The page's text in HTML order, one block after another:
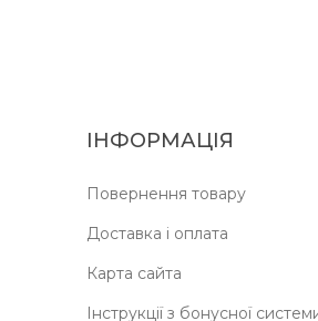
ІНФОРМАЦІЯ
Повернення товару
Доставка і оплата
Карта сайта
Інструкції з бонусної